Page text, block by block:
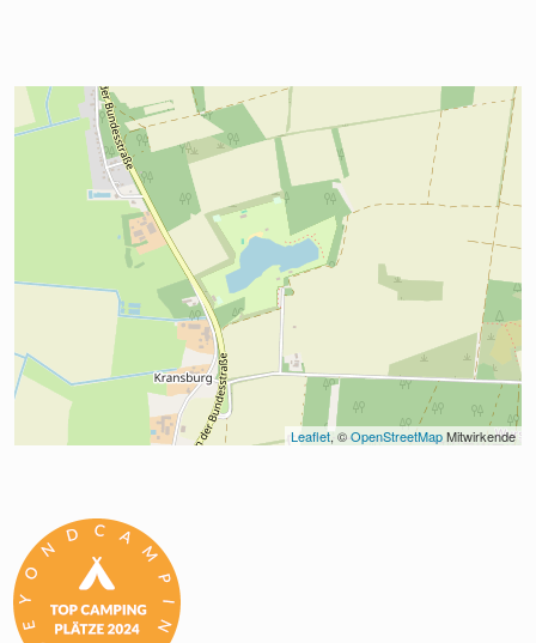
Leaflet, © OpenStreetMap Mitwirkende